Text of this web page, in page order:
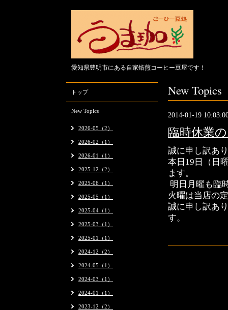
愛知県豊明市にある自家焙煎コーヒー豆屋です！
New Topics
2014-01-19
臨時休業
誠に申し訳あ
本日19日（日
ます。
明日月曜も臨
火曜は当店の
誠に申し訳あ
す。
トップ
New Topics
2026-05（2）
2026-02（1）
2026-01（1）
2025-12（2）
2025-06（1）
2025-05（1）
2025-04（1）
2025-03（1）
2025-01（1）
2024-12（2）
2024-05（1）
2024-03（1）
2024-01（1）
2023-12（2）